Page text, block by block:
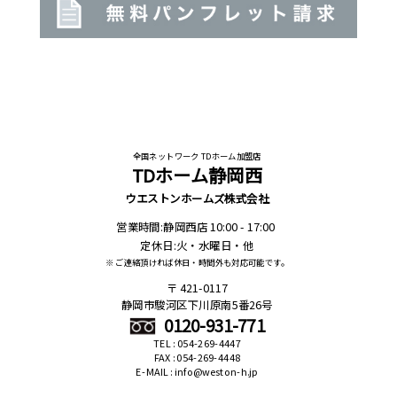
全国ネットワーク TDホーム加盟店
TDホーム静岡西
ウエストンホームズ株式会社
営業時間:静岡西店 10:00 - 17:00
定休日:火・水曜日・他
※ ご連絡頂ければ休日・時間外も対応可能です。
421-0117
静岡市駿河区下川原南5番26号
0120-931-771
TEL : 054-269-4447
FAX : 054-269-4448
E-MAIL : info@weston-h.jp